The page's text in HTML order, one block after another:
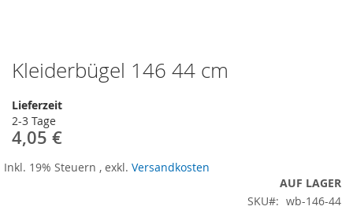
Kleiderbügel 146 44 cm
Lieferzeit
2-3 Tage
4,05 €
Inkl. 19% Steuern , exkl. Versandkosten
AUF LAGER
SKU
wb-146-44
Zum
Anfang
der
Bildergalerie
springen